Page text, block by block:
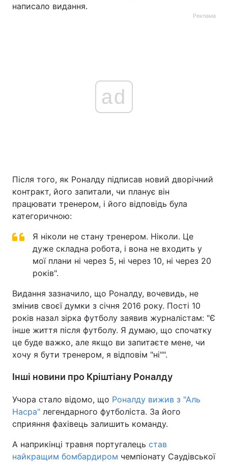
написало видання.
Реклама
ad
Після того, як Роналду підписав новий дворічний
контракт, його запитали, чи планує він
працювати тренером, і його відповідь була
категоричною:
Я ніколи не стану тренером. Ніколи. Це
дуже складна робота, і вона не входить у
мої плани ні через 5, ні через 10, ні через 20
років".
Видання зазначило, що Роналду, вочевидь, не
змінив своєї думки з січня 2016 року. Пості 10
років назал зірка футболу заявив журналістам: "Є
інше життя після футболу. Я думаю, що спочатку
це буде важко, але якщо ви запитаєте мене, чи
хочу я бути тренером, я відповім "ні"".
Інші новини про Кріштіану Роналду
Учора стало відомо, що Роналду вижив з "Аль
Насра" легендарного футболіста. За його
сприяння фахівець залишить команду.
А наприкінці травня португалець став
найкращим бомбардиром чемпіонату Саудівської